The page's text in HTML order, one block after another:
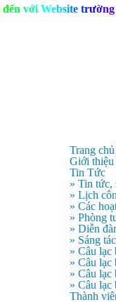
đến với Website trường
Trang chủ
Giới thiệu
Tin Tức
» Tin tức,
» Lịch
» Các
» Phòng
» Diễn
» Sáng
» Câu lạc
» Câu
» Câu lạc
» Câu lạc
Thành